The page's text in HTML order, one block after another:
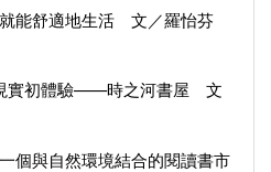
能舒適地生活 文／羅怡芬
實初體驗——時之河書屋 文
個與自然環境結合的閱讀書市